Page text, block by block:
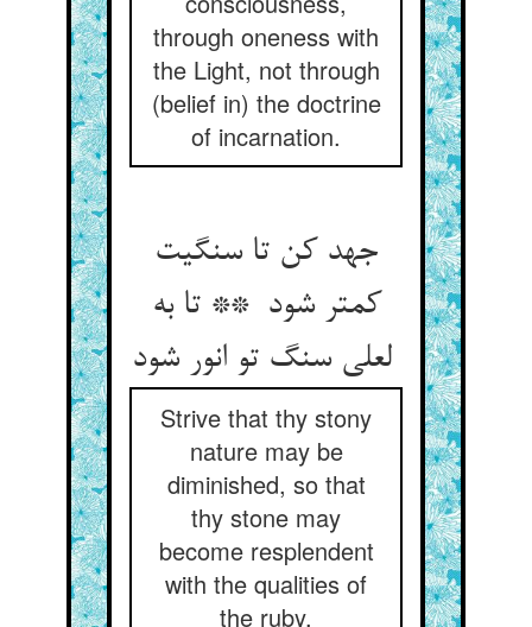
through oneness with
the Light, not through
(belief in) the doctrine
of incarnation.
جهد کن تا سنگیت
کمتر شود ** تا به
لعلی سنگ تو انور شود
Strive that thy stony
nature may be
diminished, so that
thy stone may
become resplendent
with the qualities of
the ruby.